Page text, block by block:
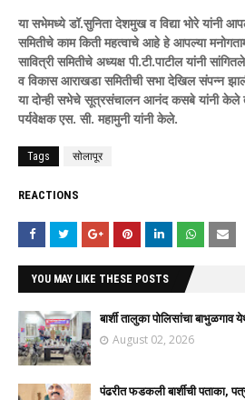
या सभेमध्ये डॉ.सुनिता देशमुख व विद्या भोरे यांनी
समितीचे काम किती महत्वाचे आहे हे आपल्या
सावित्री समितीचे अध्यक्ष पी.टी.पाटील यांनी
व विकास आराखडा समितीची सभा देखिल संपन्न
या दोन्ही सभेचे सूत्रसंचालन आनंद कसबे यांनी केले
पर्यवेक्षक एस. सी. महामुनी यांनी केले.
Tags सोलापूर
REACTIONS
YOU MAY LIKE THESE POSTS
बार्शी तालुका पोलिसांचा
August 02, 2026
पंढरीत फडकली बार्शीची पताका,